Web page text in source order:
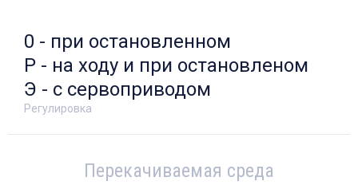
Регулировка
0 - при остановленном
Р - на ходу и при остановленом
Э - с сервоприводом
Перекачиваемая среда